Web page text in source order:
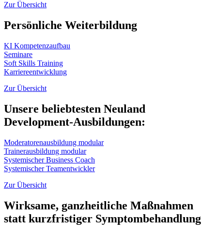
Zur Übersicht
Persönliche Weiterbildung
KI Kompetenzaufbau
Seminare
Soft Skills Training
Karriereentwicklung
Zur Übersicht
Unsere beliebtesten Neuland
Development-Ausbildungen:
Moderatorenausbildung modular
Trainerausbildung modular
Systemischer Business Coach
Systemischer Teamentwickler
Zur Übersicht
Wirksame, ganzheitliche Maßnahmen
statt kurzfristiger Symptombehandlung